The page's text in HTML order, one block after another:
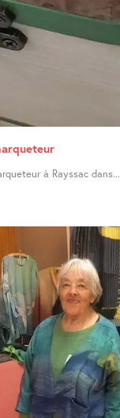
à Rayssac dans...